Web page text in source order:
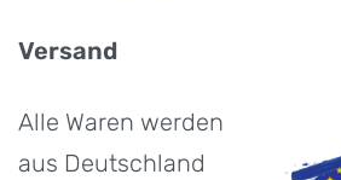
Versand
Alle Waren werden
aus Deutschland